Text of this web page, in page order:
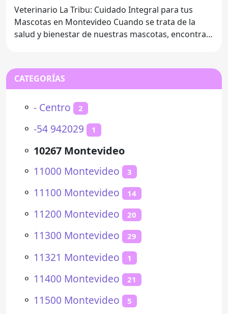
Veterinario La Tribu: Cuidado Integral para tus
Mascotas en Montevideo Cuando se trata de la
salud y bienestar de nuestras mascotas, encontrar
CATEGORÍAS
⚬ - Centro 2
⚬ -54 942029 1
⚬ 10267 Montevideo
⚬ 11000 Montevideo 3
⚬ 11100 Montevideo 14
⚬ 11200 Montevideo 20
⚬ 11300 Montevideo 29
⚬ 11321 Montevideo 1
⚬ 11400 Montevideo 21
⚬ 11500 Montevideo 5